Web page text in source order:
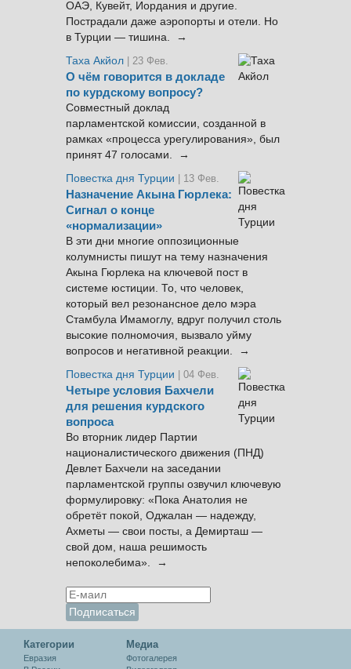
ОАЭ, Кувейт, Иордания и другие.
Пострадали даже аэропорты и отели. Но
в Турции — тишина. →
Таха Акйол | 23 Фев.
О чём говорится в докладе
по курдскому вопросу?
Совместный доклад
парламентской комиссии, созданной в
рамках «процесса урегулирования», был
принят 47 голосами. →
Повестка дня Турции
| 13 Фев.
Назначение Акына Гюрлека:
Сигнал о конце
«нормализации»
В эти дни многие оппозиционные
колумнисты пишут на тему назначения
Акына Гюрлека на ключевой пост в
системе юстиции. То, что человек,
который вел резонансное дело мэра
Стамбула Имамоглу, вдруг получил столь
высокие полномочия, вызвало уйму
вопросов и негативной реакции. →
Повестка дня Турции
| 04 Фев.
Четыре условия Бахчели
для решения курдского
вопроса
Во вторник лидер Партии
националистического движения (ПНД)
Девлет Бахчели на заседании
парламентской группы озвучил ключевую
формулировку: «Пока Анатолия не
обретёт покой, Оджалан — надежду,
Ахметы — свои посты, а Демирташ —
свой дом, наша решимость
непоколебима». →
Категории
Евразия
Медиа
Фотогалерея